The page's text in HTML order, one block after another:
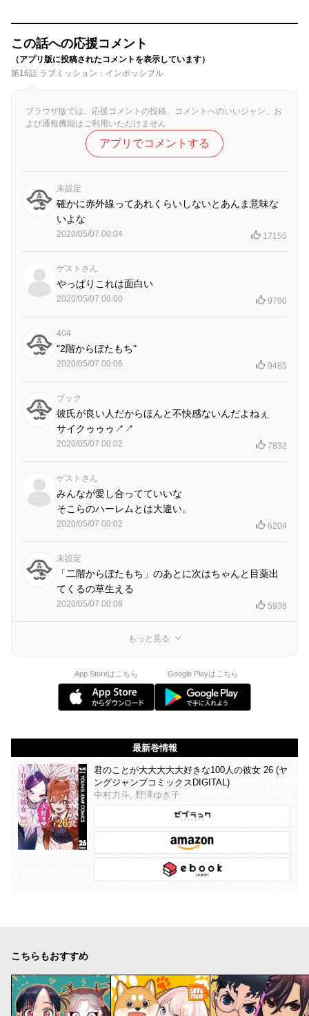
この話への応援コメント
（アプリ版に投稿されたコメントを表示しています）
第16話 ラブミッション：インポッシブル
ブラウザ版では、応援コメントの投稿、コメントへのいいジャン、お
よび通報機能はご利用いただけません
アプリでコメントする
未設定
確かに赤外線ってあれくらいしないとあんま意味な
いよな
2020/05/07 00:04 17155
ゲストさん
やっぱりこれは面白い
2020/05/07 00:00 9790
404
"2階からぼたもち"
2020/05/07 00:06 9485
ブック
彼氏が良い人だからほんと不快感ないんだよねぇ
サイクゥゥゥ↗︎↗︎
2020/05/07 00:02 7832
ゲストさん
みんなが愛し合ってていいな
そこらのハーレムとは大違い。
2020/05/07 00:02 6204
未設定
「二階からぼたもち」のあとに次はちゃんと目薬出
てくるの草生える
2020/05/07 00:08 5938
もっと見る
App Storeはこちら Google Playはこちら
最新巻情報
君のことが大大大大大好きな100人の彼女 26 (ヤ
ングジャンプコミックスDIGITAL)
中村力斗, 野澤ゆき子
こちらもおすすめ